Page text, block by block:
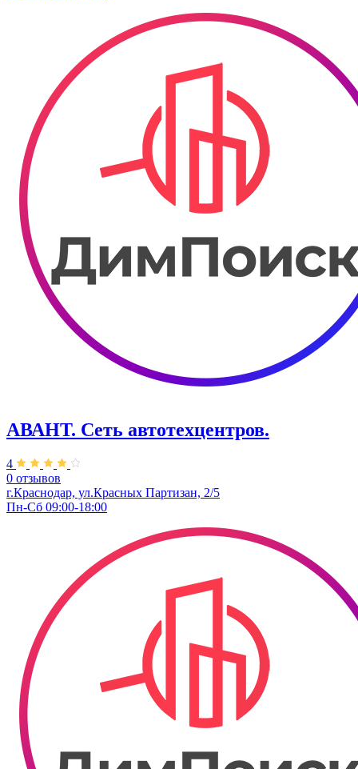
АВАНТ. ​Сеть автотехцентров.
4
0 отзывов
г.Краснодар, ул.Красных Партизан, 2/5
Пн-Сб 09:00-18:00